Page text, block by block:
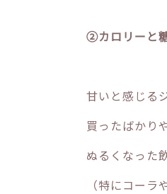
②カロリーと
甘いと感じる
買ったばかり
ぬるくなった
（特にコーラ